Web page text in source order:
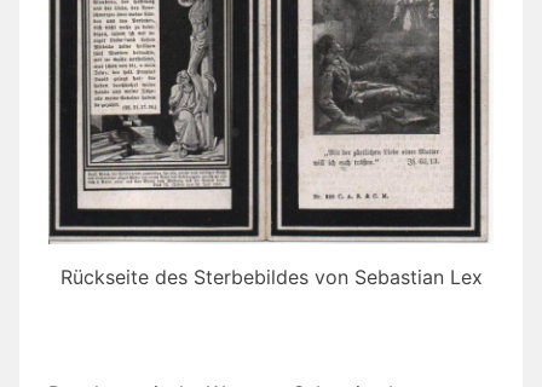
Rückseite des Sterbebildes von Sebastian Lex